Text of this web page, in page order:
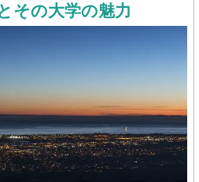
その大学の魅力